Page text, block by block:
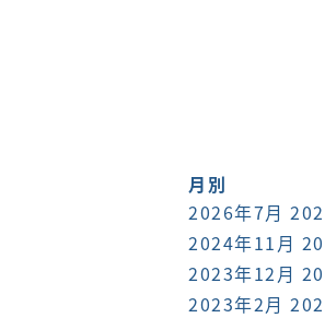
月別
2026年7月
2024年11月
2023年12月
2023年2月